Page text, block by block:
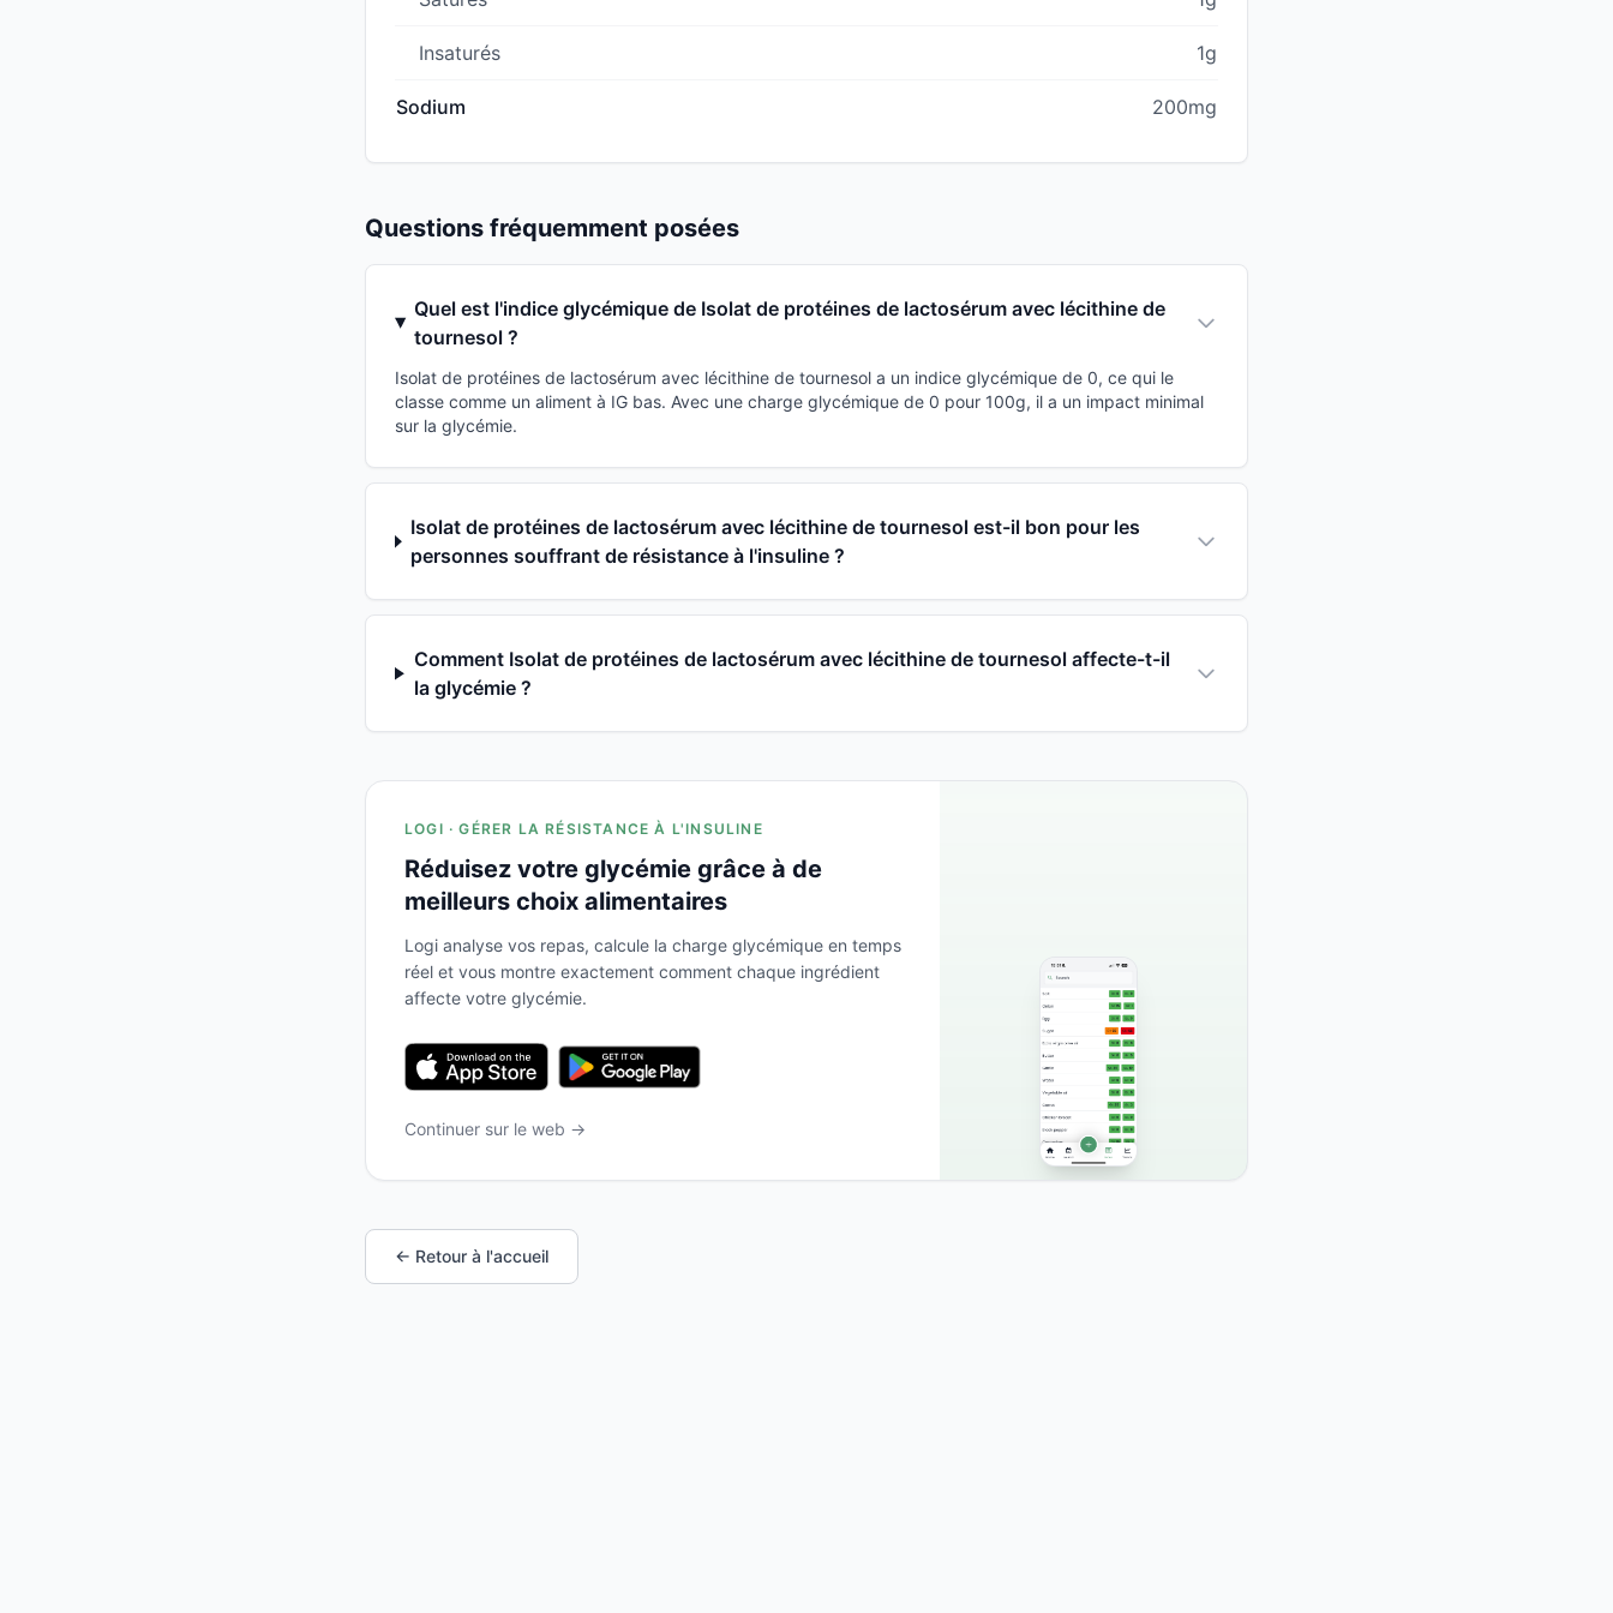
Insaturés 1g
Sodium 200mg
Questions fréquemment posées
Quel est l'indice glycémique de Isolat de protéines de lactosérum avec lécithine de
tournesol ?
Isolat de protéines de lactosérum avec lécithine de tournesol a un indice glycémique de 0, ce qui le
classe comme un aliment à IG bas. Avec une charge glycémique de 0 pour 100g, il a un impact minimal
sur la glycémie.
Isolat de protéines de lactosérum avec lécithine de tournesol est-il bon pour les
personnes souffrant de résistance à l'insuline ?
Comment Isolat de protéines de lactosérum avec lécithine de tournesol affecte-t-il
la glycémie ?
LOGI · GÉRER LA RÉSISTANCE À L'INSULINE
Réduisez votre glycémie grâce à de
meilleurs choix alimentaires
Logi analyse vos repas, calcule la charge glycémique en temps
réel et vous montre exactement comment chaque ingrédient
affecte votre glycémie.
Continuer sur le web →
← Retour à l'accueil